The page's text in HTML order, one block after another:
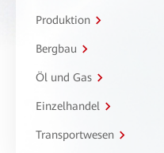
Produktion
Bergbau
Öl und Gas
Einzelhandel
Transportwesen